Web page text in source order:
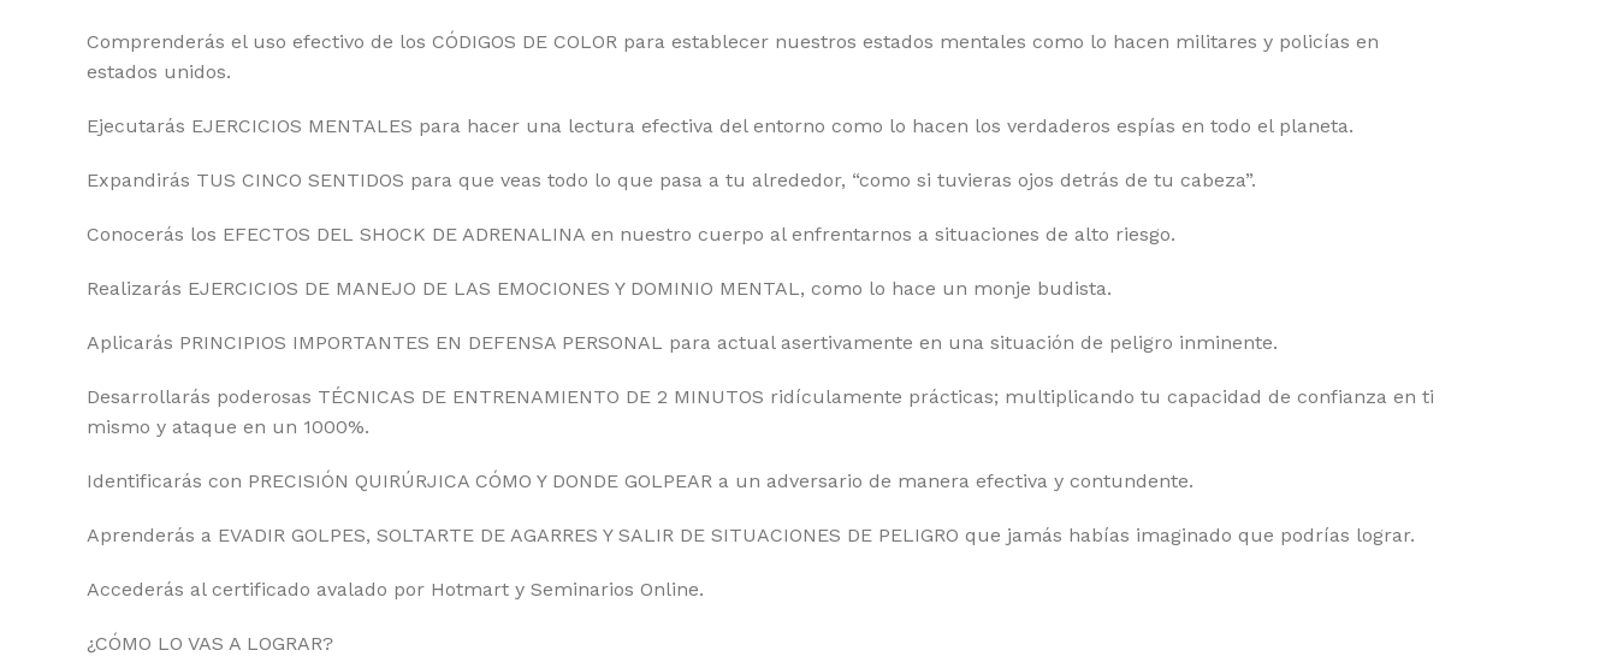
Comprenderás el uso efectivo de los CÓDIGOS DE COLOR para establecer nuestros estados mentales como lo hacen militares y policías en
estados unidos.
Ejecutarás EJERCICIOS MENTALES para hacer una lectura efectiva del entorno como lo hacen los verdaderos espías en todo el planeta.
Expandirás TUS CINCO SENTIDOS para que veas todo lo que pasa a tu alrededor, “como si tuvieras ojos detrás de tu cabeza”.
Conocerás los EFECTOS DEL SHOCK DE ADRENALINA en nuestro cuerpo al enfrentarnos a situaciones de alto riesgo.
Realizarás EJERCICIOS DE MANEJO DE LAS EMOCIONES Y DOMINIO MENTAL, como lo hace un monje budista.
Aplicarás PRINCIPIOS IMPORTANTES EN DEFENSA PERSONAL para actual asertivamente en una situación de peligro inminente.
Desarrollarás poderosas TÉCNICAS DE ENTRENAMIENTO DE 2 MINUTOS ridículamente prácticas; multiplicando tu capacidad de confianza en ti
mismo y ataque en un 1000%.
Identificarás con PRECISIÓN QUIRÚRJICA CÓMO Y DONDE GOLPEAR a un adversario de manera efectiva y contundente.
Aprenderás a EVADIR GOLPES, SOLTARTE DE AGARRES Y SALIR DE SITUACIONES DE PELIGRO que jamás habías imaginado que podrías lograr.
Accederás al certificado avalado por Hotmart y Seminarios Online.
¿CÓMO LO VAS A LOGRAR?